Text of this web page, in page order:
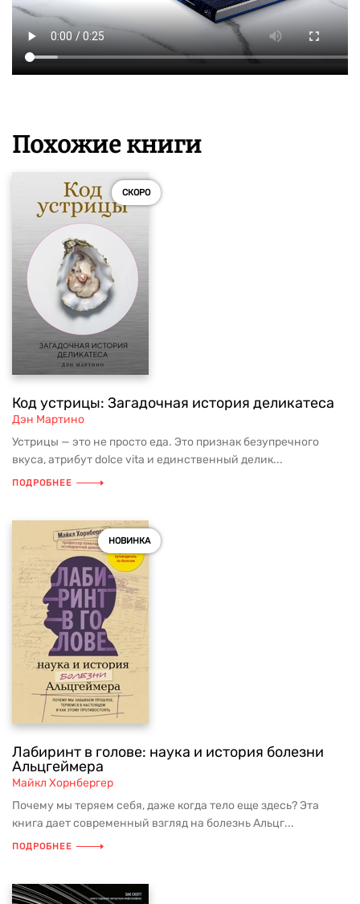
Похожие книги
СКОРО
Код устрицы: Загадочная история деликатеса
Дэн Мартино
Устрицы — это не просто еда. Это признак безупречного
вкуса, атрибут dolce vita и единственный делик...
ПОДРОБНЕЕ
НОВИНКА
Лабиринт в голове: наука и история болезни
Альцгеймера
Майкл Хорнбергер
Почему мы теряем себя, даже когда тело еще здесь? Эта
книга дает современный взгляд на болезнь Альцг...
ПОДРОБНЕЕ